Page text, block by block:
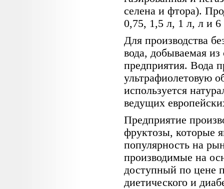
селена и фтора).
0,75, 1,5 л, 1 л, л и
Для производства
вода, добываемая
предприятия. Вода
ультрафиолетовую
используется
ведущих
Предприятие
фруктозы, которые
популярность на
производимые на
доступный по цене
диетического и